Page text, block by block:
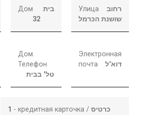
Дом
בית
32
Улица
רחוב
שושנת הכרמל
Дом.
Телефон
טל' בבית
Электронная
почта
דוא"ל
1 - кредитная карточка /כרטיס